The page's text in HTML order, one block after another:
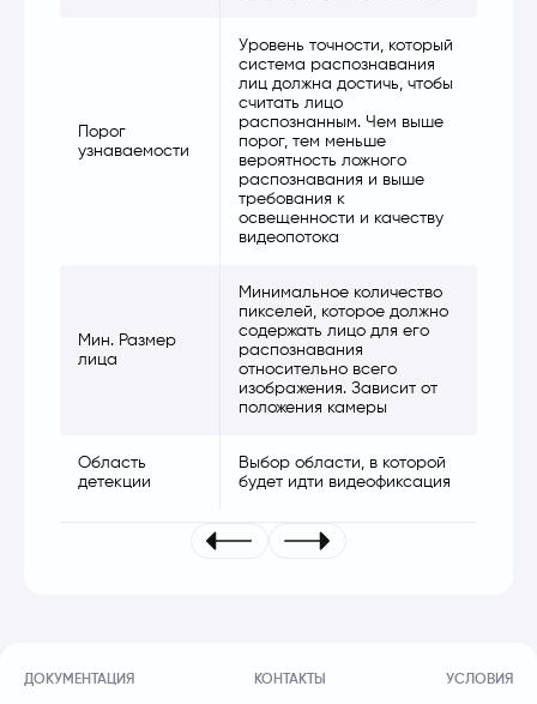
Порог
узнаваемости
Уровень точности, который
система распознавания
лиц должна достичь, чтобы
считать лицо
распознанным. Чем выше
порог, тем меньше
вероятность ложного
распознавания и выше
требования к
освещенности и качеству
видеопотока
Мин. Размер
лица
Минимальное количество
пикселей, которое должно
содержать лицо для его
распознавания
относительно всего
изображения. Зависит от
положения камеры
Область
детекции
Выбор области, в которой
будет идти видеофиксация
ДОКУМЕНТАЦИЯ КОНТАКТЫ УСЛОВИЯ